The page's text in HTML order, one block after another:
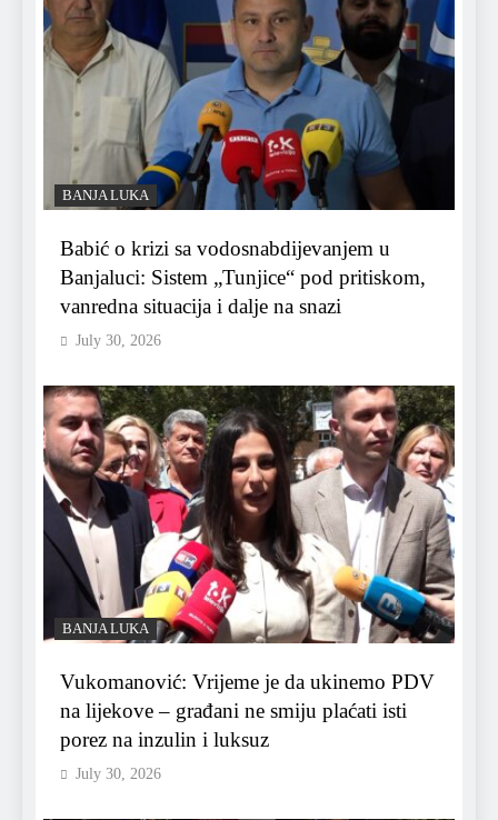
BANJA LUKA
Babić o krizi sa vodosnabdijevanjem u
Banjaluci: Sistem „Tunjice“ pod pritiskom,
vanredna situacija i dalje na snazi
July 30, 2026
BANJA LUKA
Vukomanović: Vrijeme je da ukinemo PDV
na lijekove – građani ne smiju plaćati isti
porez na inzulin i luksuz
July 30, 2026